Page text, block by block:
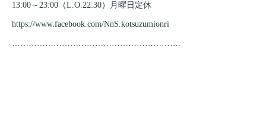
13:00～23:00（L.O.22:30）月曜日定休
https://www.facebook.com/NnS.kotsuzumionri
…………………………………………………….